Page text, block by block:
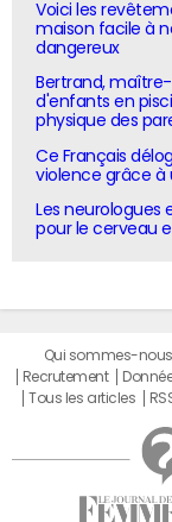
Voici les
maison facile à
dangereux
Bertrand,
d'enfants en
physique des
Ce Français
violence grâce à
Les neurologues
pour le cerveau
Qui sommes-nous
Recrutement
Tous les articles